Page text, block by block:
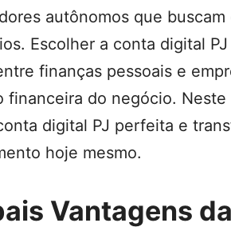
autônomos que
Escolher a conta digital
finanças pessoais e
financeira do negócio.
digital PJ perfeita e
hoje mesmo.
Vantagens